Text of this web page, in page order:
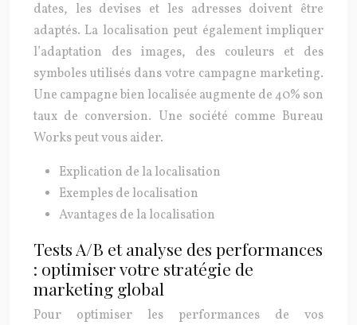
dates, les devises et les adresses doivent être
adaptés. La localisation peut également impliquer
l’adaptation des images, des couleurs et des
symboles utilisés dans votre campagne marketing.
Une campagne bien localisée augmente de 40% son
taux de conversion. Une société comme Bureau
Works peut vous aider.
Explication de la localisation
Exemples de localisation
Avantages de la localisation
Tests A/B et analyse des performances
: optimiser votre stratégie de
marketing global
Pour optimiser les performances de vos